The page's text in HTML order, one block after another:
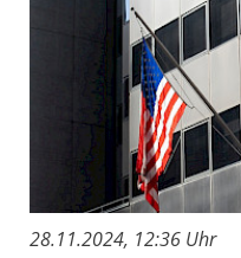
28.11.2024, 12:36 Uhr